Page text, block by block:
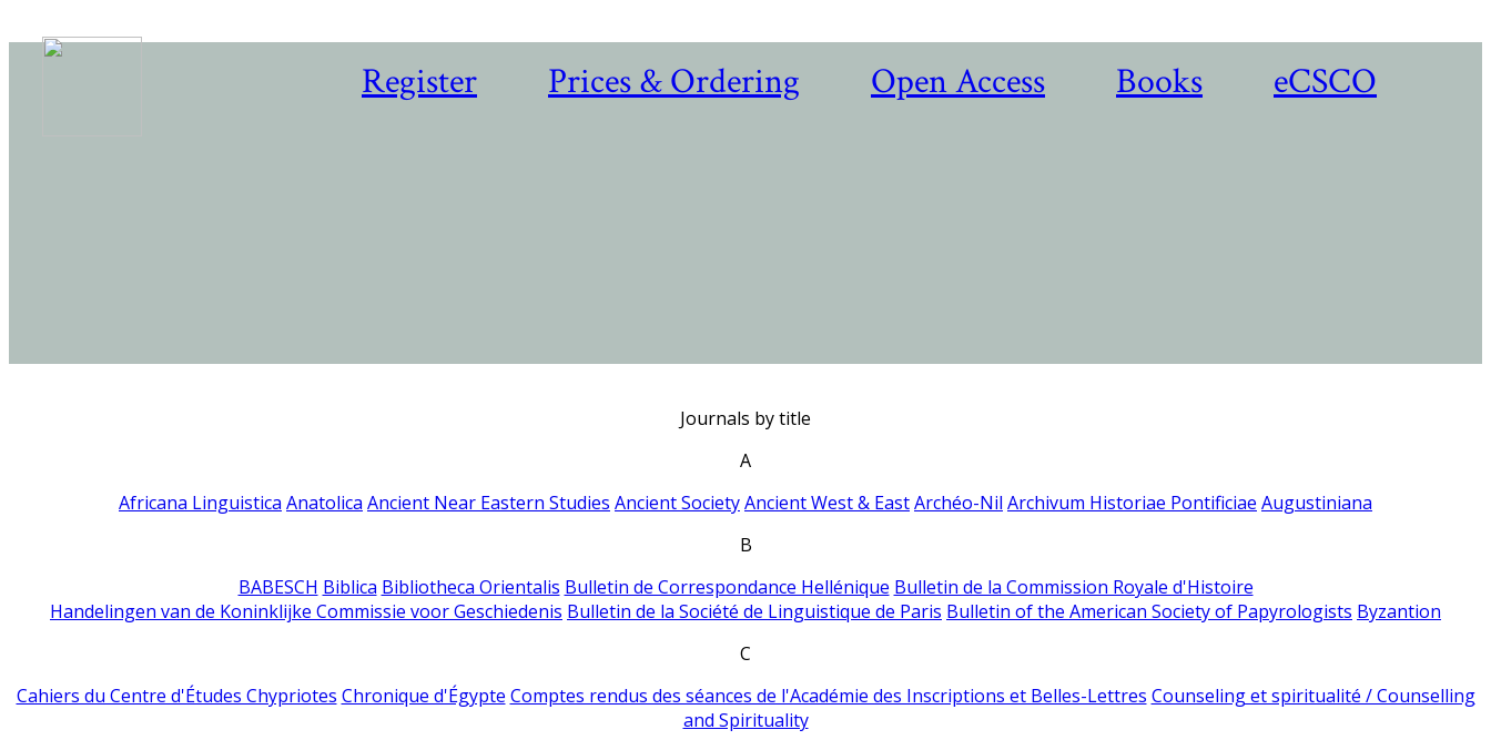
Register Prices & Ordering Open Access Books eCSCO
Journals by title
A
Africana Linguistica Anatolica Ancient Near Eastern Studies Ancient SocietyAncient West & EastArchéo-Nil Archivum Historiae Pontificiae Augustiniana
B
BABESCH Biblica Bibliotheca Orientalis Bulletin de Correspondance Hellénique Bulletin de la Commission Royale d'Histoire
Handelingen van de Koninklijke Commissie voor Geschiedenis Bulletin de la Société de Linguistique de Paris Bulletin of the American Society of Papyrologists Byzantion
C
Cahiers du Centre d'Études Chypriotes Chronique d'Égypte Comptes rendus des séances de l'Académie des Inscriptions et Belles-Lettres Counseling et spiritualité / Counselling
and Spirituality